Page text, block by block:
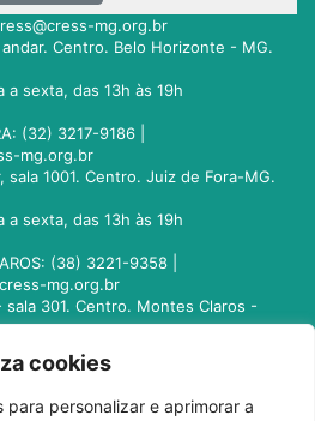
cookies
para personalizar e aprimorar a
mg.org.br
andar. Centro. Belo Horizonte - MG.
sexta, das 13h às 19h
(32) 3217-9186 |
mg.org.br
sala 1001. Centro. Juiz de Fora-MG.
sexta, das 13h às 19h
(38) 3221-9358 |
mg.org.br
301. Centro. Montes Claros -
mg.org.br